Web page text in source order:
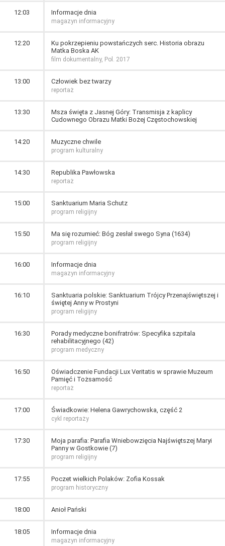
12:03 Informacje dnia
magazyn informacyjny
12:20
Ku pokrzepieniu powstańczych serc. Historia obrazu
Matka Boska AK
film dokumentalny, Pol. 2017
13:00 Człowiek bez twarzy
reportaż
13:30
Msza święta z Jasnej Góry: Transmisja z kaplicy
Cudownego Obrazu Matki Bożej Częstochowskiej
14:20 Muzyczne chwile
program kulturalny
14:30 Republika Pawłowska
reportaż
15:00 Sanktuarium Maria Schutz
program religijny
15:50 Ma się rozumieć: Bóg zesłał swego Syna (1634)
program religijny
16:00 Informacje dnia
magazyn informacyjny
16:10
Sanktuaria polskie: Sanktuarium Trójcy Przenajświętszej i
świętej Anny w Prostyni
program religijny
16:30
Porady medyczne bonifratrów: Specyfika szpitala
rehabilitacyjnego (42)
program medyczny
16:50
Oświadczenie Fundacji Lux Veritatis w sprawie Muzeum
Pamięć i Tożsamość
reportaż
17:00 Świadkowie: Helena Gawrychowska, część 2
cykl reportaży
17:30
Moja parafia: Parafia Wniebowzięcia Najświętszej Maryi
Panny w Gostkowie (7)
program religijny
17:55 Poczet wielkich Polaków: Zofia Kossak
program historyczny
18:00 Anioł Pański
18:05 Informacje dnia
magazyn informacyjny